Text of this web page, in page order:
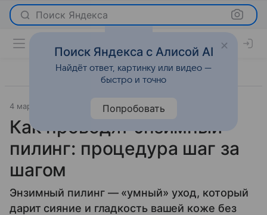
Поиск Яндекса
4 марта 2026 Леди Mail Красота
Как проводят энзимный
пилинг: процедура шаг за
шагом
Энзимный пилинг — «умный» уход, который
дарит сияние и гладкость вашей коже без
Поиск Яндекса с Алисой AI
Найдёт ответ, картинку или видео —
быстро и точно
Попробовать